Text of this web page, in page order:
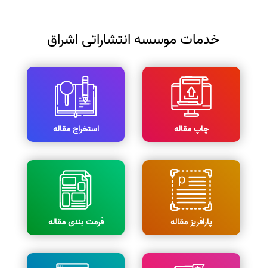
خدمات موسسه انتشاراتی اشراق
چاپ مقاله استخراج مقاله
پارافریز مقاله فرمت بندی مقاله